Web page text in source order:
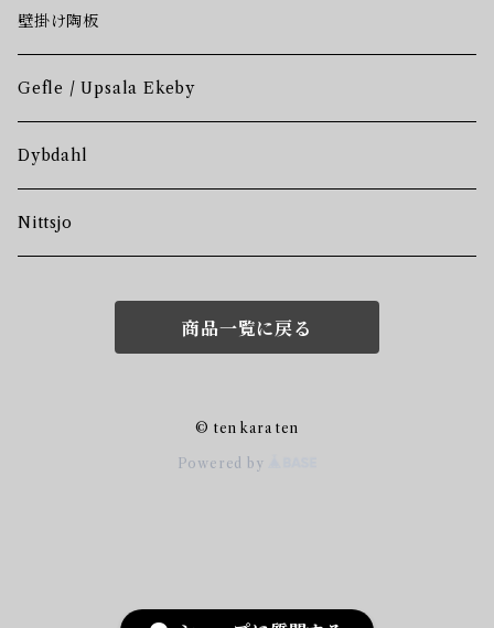
壁掛け陶板
Gefle / Upsala Ekeby
Dybdahl
Nittsjo
商品一覧に戻る
© ten kara ten
Powered by